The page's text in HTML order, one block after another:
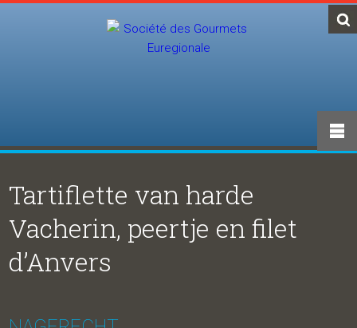
Tartiflette van harde
Vacherin, peertje en filet
d’Anvers